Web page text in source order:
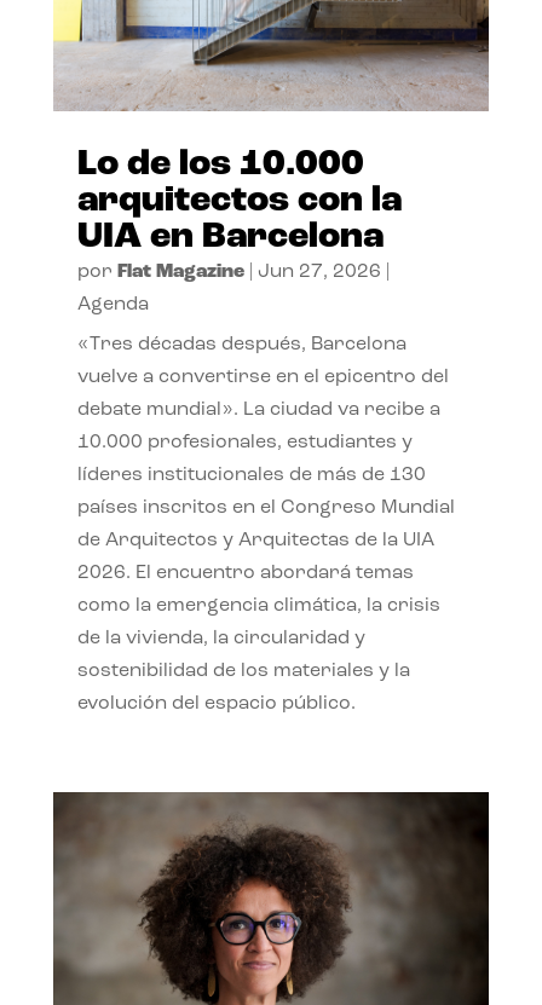
Lo de los 10.000
arquitectos con la
UIA en Barcelona
por Flat Magazine| Jun 27, 2026
Agenda
«Tres décadas después, Barcelona
vuelve a convertirse en el epicentro del
debate mundial». La ciudad va recibe a
10.000 profesionales, estudiantes y
líderes institucionales de más de 130
países inscritos en el Congreso Mundial
de Arquitectos y Arquitectas de la UIA
2026. El encuentro abordará temas
como la emergencia climática, la crisis
de la vivienda, la circularidad y
sostenibilidad de los materiales y la
evolución del espacio público.